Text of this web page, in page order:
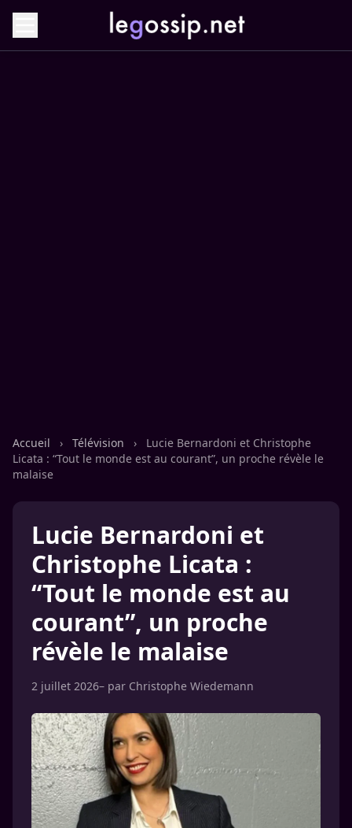
Accueil › Télévision ›
Lucie Bernardoni et Christophe
Licata : “Tout le monde est au courant”, un proche révèle le
malaise
Lucie Bernardoni et
Christophe Licata :
“Tout le monde est au
courant”, un proche
révèle le malaise
2 juillet 2026– par Christophe Wiedemann